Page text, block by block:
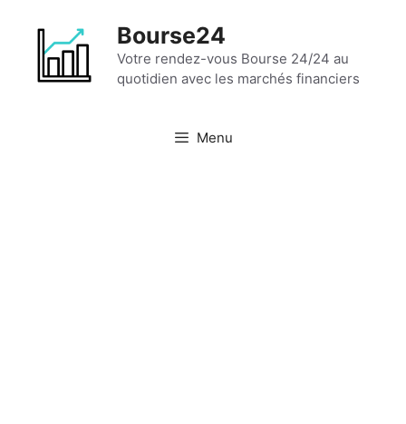
contenu
Bourse24
Votre rendez-vous Bourse 24/24 au
quotidien avec les marchés financiers
Menu